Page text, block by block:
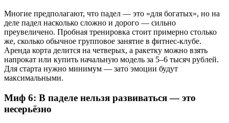
Многие предполагают, что падел — это «для богатых», но на
деле падел насколько сложно и дорого — сильно
преувеличено. Пробная тренировка стоит примерно столько
же, сколько обычное групповое занятие в фитнес-клубе.
Аренда корта делится на четверых, а ракетку можно взять
напрокат или купить начальную модель за 5–6 тысяч рублей.
Для старта нужно минимум — зато эмоции будут
максимальными.
Миф 6: В паделе нельзя развиваться — это
несерьёзно